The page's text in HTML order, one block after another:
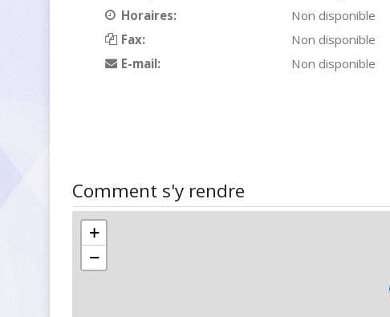
Horaires:
Non disponible
Fax:
Non disponible
E-mail:
Non disponible
Comment s'y rendre
+
−